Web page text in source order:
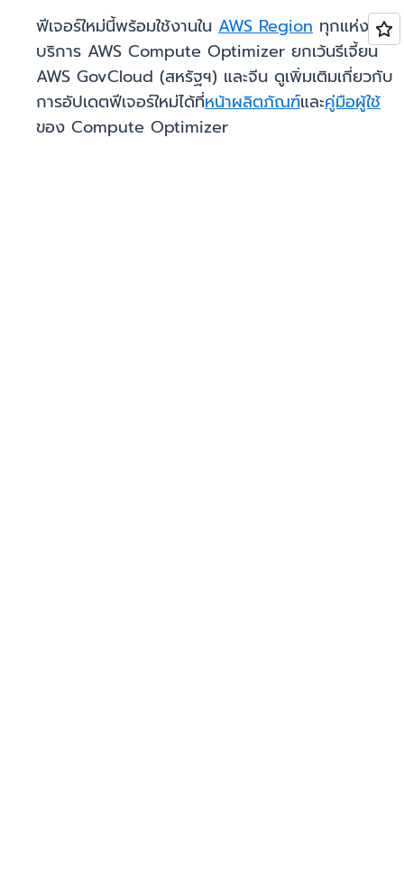
ฟีเจอร์ใหม่นี้พร้อมใช้งานใน AWS Region ทุกแห่งที่ให้
บริการ AWS Compute Optimizer ยกเว้นรีเจี้ยน
AWS GovCloud (สหรัฐฯ) และจีน ดูเพิ่มเติมเกี่ยวกับ
การอัปเดตฟีเจอร์ใหม่ได้ที่หน้าผลิตภัณฑ์และคู่มือผู้ใช้
ของ Compute Optimizer